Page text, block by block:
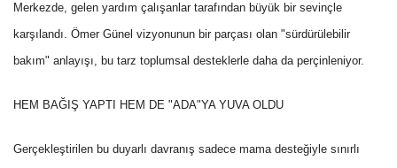
Merkezde, gelen yardım çalışanlar tarafından büyük bir sevinçle
karşılandı. Ömer Günel vizyonunun bir parçası olan "sürdürülebilir
bakım" anlayışı, bu tarz toplumsal desteklerle daha da perçinleniyor.
HEM BAĞIŞ YAPTI HEM DE "ADA"YA YUVA OLDU
Gerçekleştirilen bu duyarlı davranış sadece mama desteğiyle sınırlı